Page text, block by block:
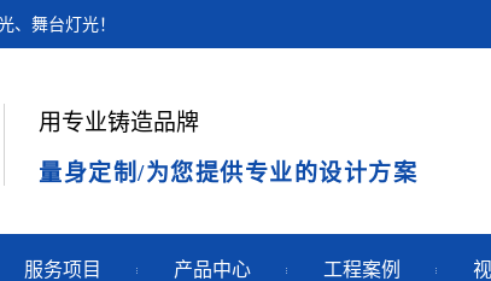
、舞台灯光！
用专业铸造品牌
量身定制/为您提供专业的设计方案
服务项目 产品中心 工程案例